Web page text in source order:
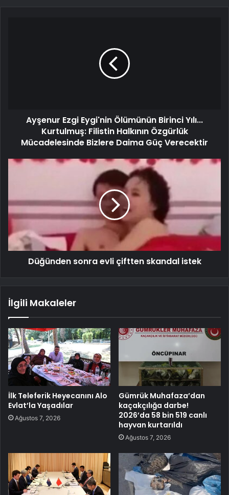
Ayşenur Ezgi Eygi'nin Ölümünün Birinci Yılı...
Kurtulmuş: Filistin Halkının Özgürlük
Mücadelesinde Bizlere Daima Güç Verecektir
Düğünden sonra evli çiftten skandal istek
İlgili Makaleler
İlk Teleferik Heyecanını Alo
Evlat’la Yaşadılar
Ağustos 7, 2026
Gümrük Muhafaza’dan
kaçakçılığa darbe!
2026’da 58 bin 519 canlı
hayvan kurtarıldı
Ağustos 7, 2026